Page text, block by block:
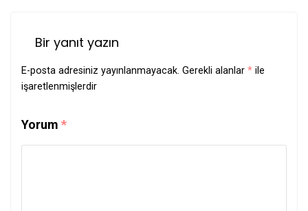
Bir yanıt yazın
E-posta adresiniz yayınlanmayacak. Gerekli alanlar * ile
işaretlenmişlerdir
Yorum *